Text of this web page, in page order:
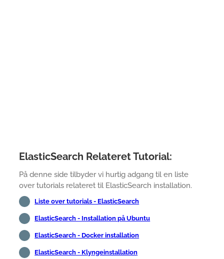
ElasticSearch Relateret Tutorial:
På denne side tilbyder vi hurtig adgang til en liste
over tutorials relateret til ElasticSearch installation.
Liste over tutorials - ElasticSearch
ElasticSearch - Installation på Ubuntu
ElasticSearch - Docker installation
ElasticSearch - Klyngeinstallation